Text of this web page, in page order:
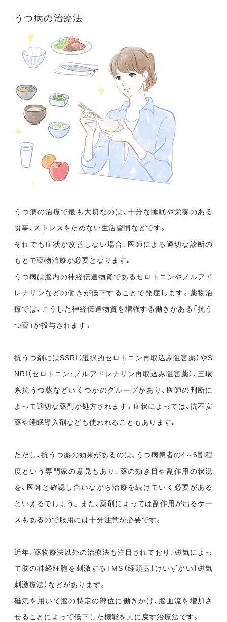
うつ病の治療法
うつ病の治療で最も大切なのは、十分な睡眠や栄養のある
食事、ストレスをためない生活習慣などです。
それでも症状が改善しない場合、医師による適切な診断の
もとで薬物治療が必要となります。
うつ病は脳内の神経伝達物資であるセロトニンやノルアド
レナリンなどの働きが低下することで発症します。薬物治
療では、こうした神経伝達物質を増強する働きがある「抗う
つ薬」が投与されます。
抗うつ剤にはSSRI（選択的セロトニン再取込み阻害薬）やS
NRI（セロトニン・ノルアドレナリン再取込み阻害薬）、三環
系抗うつ薬などいくつかのグループがあり、医師の判断に
よって適切な薬剤が処方されます。症状によっては、抗不安
薬や睡眠導入剤なども使われることもあります。
ただし、抗うつ薬の効果があるのは、うつ病患者の4～6割程
度という専門家の意見もあり、薬の効き目や副作用の状況
を、医師と確認し合いながら治療を続けていく必要がある
といえるでしょう。また、薬剤によっては副作用が出るケー
スもあるので服用には十分注意が必要です。
近年、薬物療法以外の治療法も注目されており、磁気によっ
て脳の神経細胞を刺激するTMS（経頭蓋〔けいずがい〕磁気
刺激療法）などがあります。
磁気を用いて脳の特定の部位に働きかけ、脳血流を増加さ
せることによって低下した機能を元に戻す治療法です。